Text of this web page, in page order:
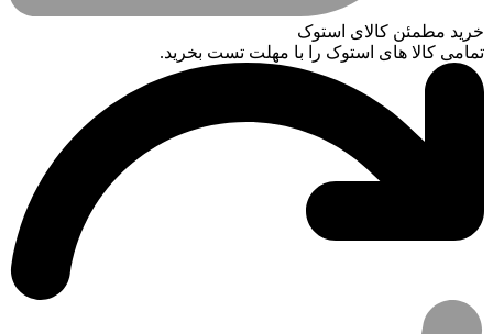
خرید مطمئن کالای استوک
تمامی کالا های استوک را با مهلت تست بخرید.